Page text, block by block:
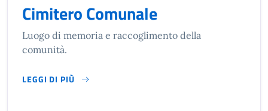
Cimitero Comunale
Luogo di memoria e raccoglimento della
comunità.
LEGGI DI PIÙ
SU CIMITERO COMUNALE